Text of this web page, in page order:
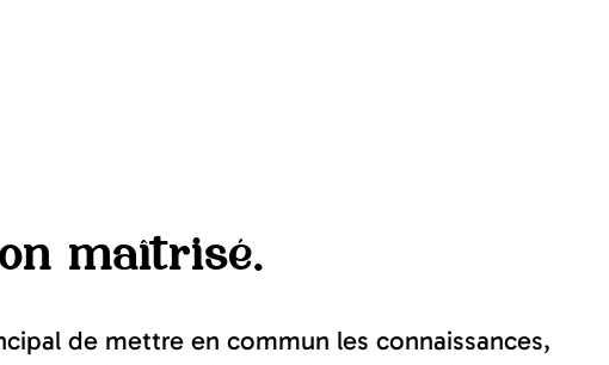
maîtrisé.
de mettre en commun les connaissances,